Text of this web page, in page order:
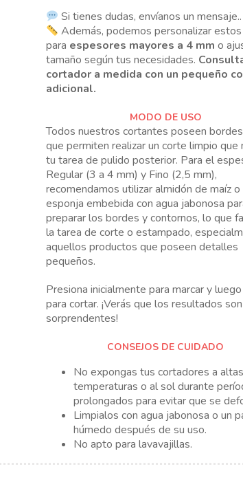
Si tienes dudas, envíanos un mensaje..
Además, podemos personalizar
para espesores mayores a 4 mm o
tamaño según tus necesidades.
cortador a medida con un pequeño
adicional.
MODO DE USO
Todos nuestros cortantes poseen
que permiten realizar un corte limpio que
tu tarea de pulido posterior. Para el
Regular (3 a 4 mm) y Fino (2,5 mm),
recomendamos utilizar almidón de maíz o
esponja embebida con agua jabonosa
preparar los bordes y contornos, lo que
la tarea de corte o estampado,
aquellos productos que poseen detalles
pequeños.
Presiona inicialmente para marcar y
para cortar. ¡Verás que los resultados son
sorprendentes!
CONSEJOS DE CUIDADO
No expongas tus cortadores a altas
temperaturas o al sol durante
prolongados para evitar que se
Limpialos con agua jabonosa o un
húmedo después de su uso.
No apto para lavavajillas.